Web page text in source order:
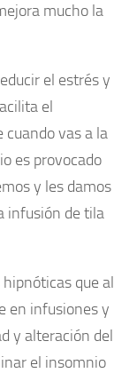
mucho la
el estrés y
el
cuando vas a la
es provocado
y les damos
infusión de tila
que al
en infusiones y
y alteración del
el insomnio